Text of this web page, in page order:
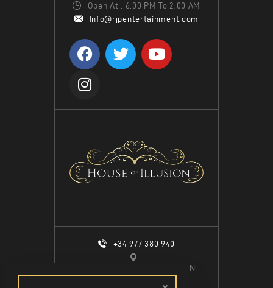
Open At : 6:00 PM To 2:00 AM
Info@rjpentertainment.com
+34 977 380 940
CALLE ESPIGÓ DEL MOLL S/N
SALOU, 43840